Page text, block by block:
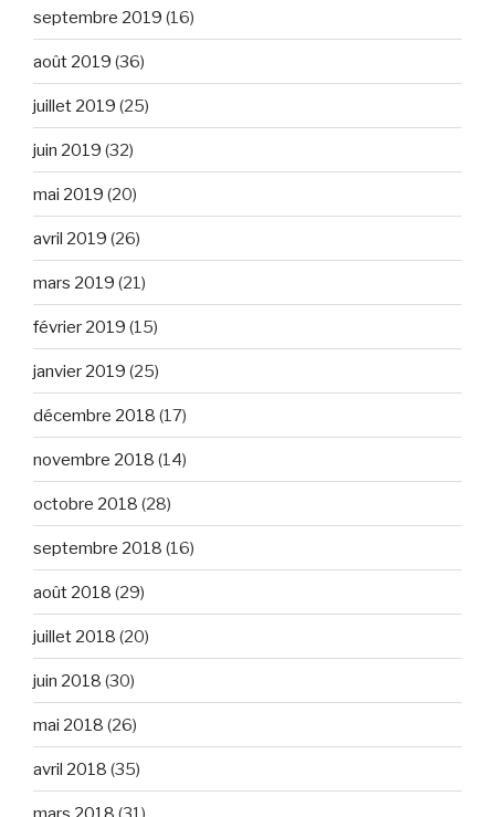
septembre 2019 (16)
août 2019 (36)
juillet 2019 (25)
juin 2019 (32)
mai 2019 (20)
avril 2019 (26)
mars 2019 (21)
février 2019 (15)
janvier 2019 (25)
décembre 2018 (17)
novembre 2018 (14)
octobre 2018 (28)
septembre 2018 (16)
août 2018 (29)
juillet 2018 (20)
juin 2018 (30)
mai 2018 (26)
avril 2018 (35)